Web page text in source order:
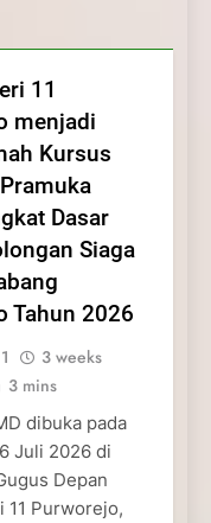
11
menjadi
Kursus
Dasar
Siaga
Tahun 2026
3 weeks
3 mins
dibuka pada
Juli 2026 di
Depan
11 Purworejo,